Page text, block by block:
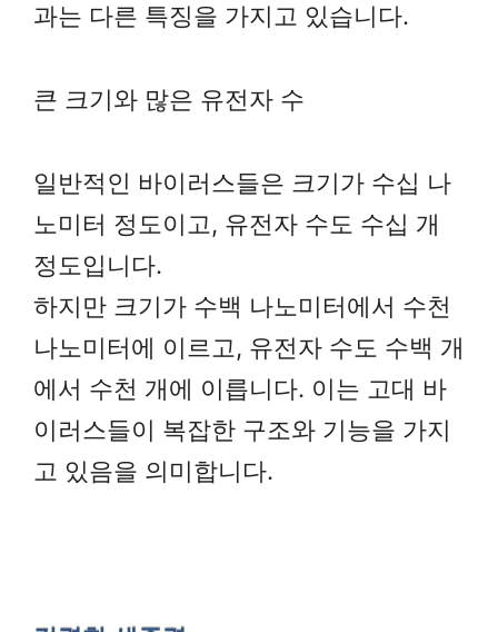
과는 다른 특징을 가지고 있습니다.
큰 크기와 많은 유전자 수
일반적인 바이러스들은 크기가 수십 나
노미터 정도이고, 유전자 수도 수십 개
정도입니다.
하지만 크기가 수백 나노미터에서 수천
나노미터에 이르고, 유전자 수도 수백 개
에서 수천 개에 이릅니다. 이는 고대 바
이러스들이 복잡한 구조와 기능을 가지
고 있음을 의미합니다.